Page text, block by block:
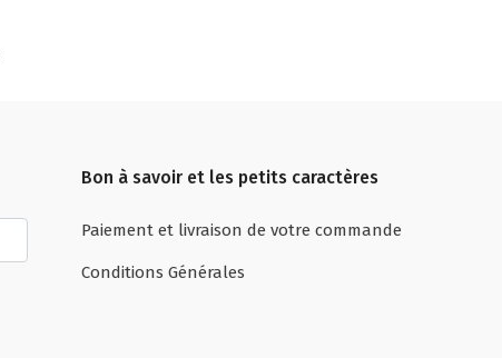
Bon à savoir et les petits caractères
Paiement et livraison de votre commande
Conditions Générales